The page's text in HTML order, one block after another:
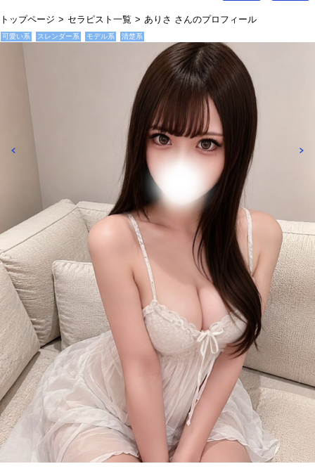
トップページ セラピスト一覧 ありさ さんのプロフィール
可愛い系 スレンダー系 モデル系 清楚系